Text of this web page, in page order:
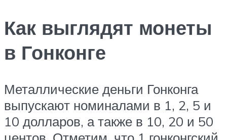
Как выглядят монеты
в Гонконге
Металлические деньги Гонконга
выпускают номиналами в 1, 2, 5 и
10 долларов, а также в 10, 20 и 50